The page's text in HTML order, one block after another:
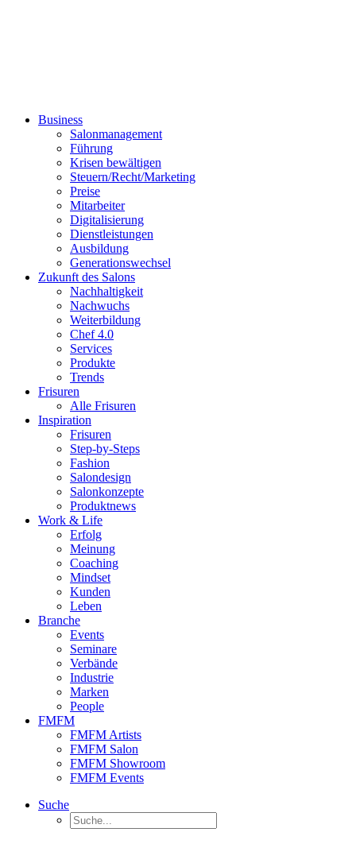
Business
Salonmanagement
Führung
Krisen bewältigen
Steuern/Recht/Marketing
Preise
Mitarbeiter
Digitalisierung
Dienstleistungen
Ausbildung
Generationswechsel
Zukunft des Salons
Nachhaltigkeit
Nachwuchs
Weiterbildung
Chef 4.0
Services
Produkte
Trends
Frisuren
Alle Frisuren
Inspiration
Frisuren
Step-by-Steps
Fashion
Salondesign
Salonkonzepte
Produktnews
Work & Life
Erfolg
Meinung
Coaching
Mindset
Kunden
Leben
Branche
Events
Seminare
Verbände
Industrie
Marken
People
FMFM
FMFM Artists
FMFM Salon
FMFM Showroom
FMFM Events
Suche